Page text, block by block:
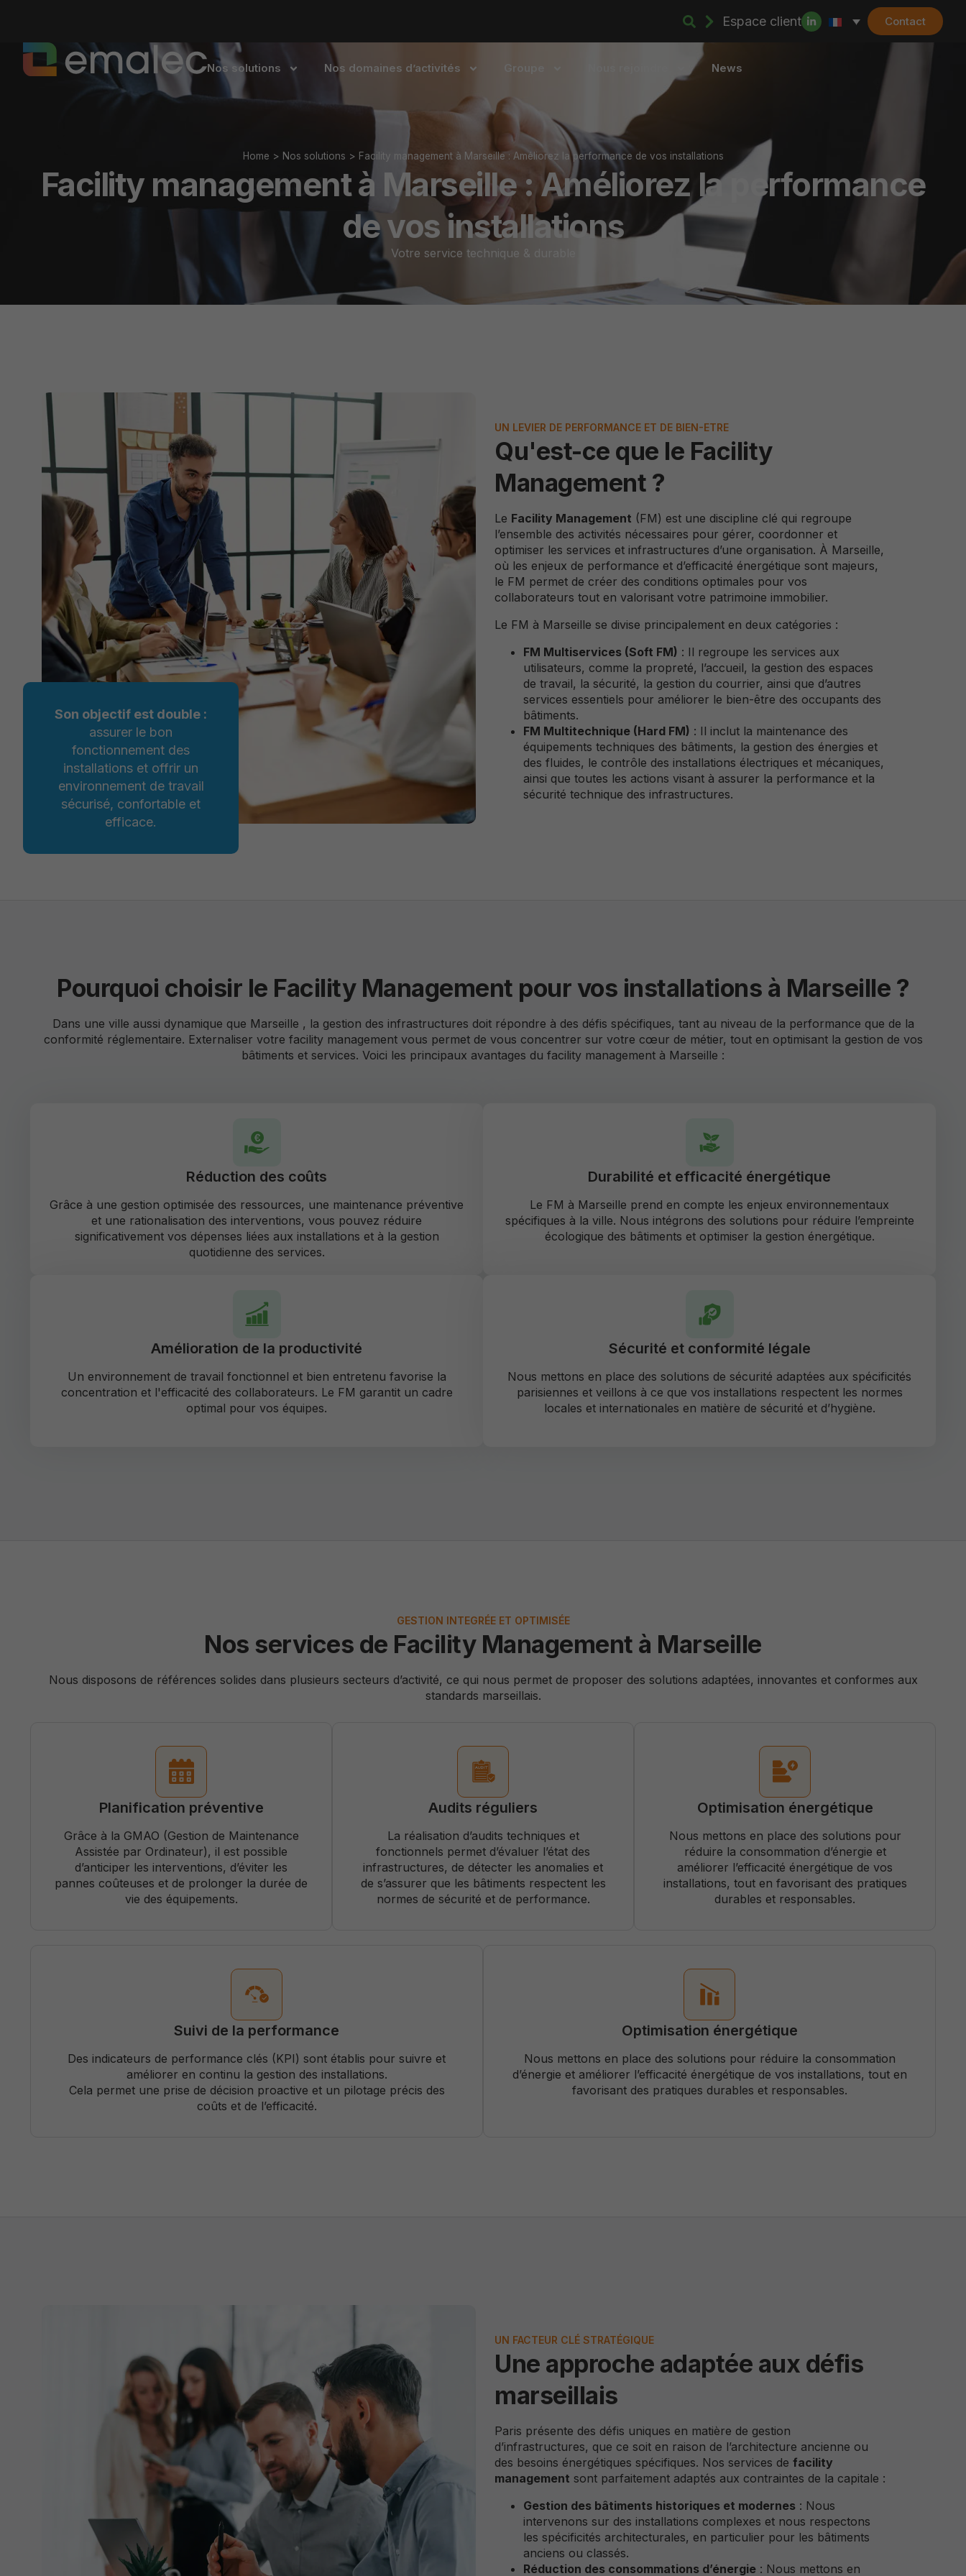
Espace client Contact
Nos solutions Nos domaines d’activités Groupe News
Home > Nos solutions > Facility management à Marseille : Améliorez la performance de vos installations
Facility management à Marseille : Améliorez la performance
de vos installations
Votre service technique & durable
Son objectif est double :
assurer le bon
fonctionnement des
installations et offrir un
environnement de travail
sécurisé, confortable et
efficace.
UN LEVIER DE PERFORMANCE ET DE BIEN-ETRE
Qu'est-ce que le Facility
Management ?
Le Facility Management (FM) est une discipline clé qui regroupe
l’ensemble des activités nécessaires pour gérer, coordonner et
optimiser les services et infrastructures d’une organisation. À Marseille,
où les enjeux de performance et d’efficacité énergétique sont majeurs,
le FM permet de créer des conditions optimales pour vos
collaborateurs tout en valorisant votre patrimoine immobilier.
Le FM à Marseille se divise principalement en deux catégories :
FM Multiservices (Soft FM) : Il regroupe les services aux
utilisateurs, comme la propreté, l’accueil, la gestion des espaces
de travail, la sécurité, la gestion du courrier, ainsi que d’autres
services essentiels pour améliorer le bien-être des occupants des
bâtiments.
FM Multitechnique (Hard FM) : Il inclut la maintenance des
équipements techniques des bâtiments, la gestion des énergies et
des fluides, le contrôle des installations électriques et mécaniques,
ainsi que toutes les actions visant à assurer la performance et la
sécurité technique des infrastructures.
Pourquoi choisir le Facility Management pour vos installations à Marseille ?
Dans une ville aussi dynamique que Marseille , la gestion des infrastructures doit répondre à des défis spécifiques, tant au niveau de la performance que de la
conformité réglementaire. Externaliser votre facility management vous permet de vous concentrer sur votre cœur de métier, tout en optimisant la gestion de vos
bâtiments et services. Voici les principaux avantages du facility management à Marseille :
Réduction des coûts
Grâce à une gestion optimisée des ressources, une maintenance préventive
et une rationalisation des interventions, vous pouvez réduire
significativement vos dépenses liées aux installations et à la gestion
quotidienne des services.
Durabilité et efficacité énergétique
Le FM à Marseille prend en compte les enjeux environnementaux
spécifiques à la ville. Nous intégrons des solutions pour réduire l’empreinte
écologique des bâtiments et optimiser la gestion énergétique.
Amélioration de la productivité
Un environnement de travail fonctionnel et bien entretenu favorise la
concentration et l'efficacité des collaborateurs. Le FM garantit un cadre
optimal pour vos équipes.
Sécurité et conformité légale
Nous mettons en place des solutions de sécurité adaptées aux spécificités
parisiennes et veillons à ce que vos installations respectent les normes
locales et internationales en matière de sécurité et d’hygiène.
GESTION INTEGRÉE ET OPTIMISÉE
Nos services de Facility Management à Marseille
Nous disposons de références solides dans plusieurs secteurs d’activité, ce qui nous permet de proposer des solutions adaptées, innovantes et conformes aux
standards marseillais.
Planification préventive
Grâce à la GMAO (Gestion de Maintenance
Assistée par Ordinateur), il est possible
d’anticiper les interventions, d’éviter les
pannes coûteuses et de prolonger la durée de
vie des équipements.
Audits réguliers
La réalisation d’audits techniques et
fonctionnels permet d’évaluer l’état des
infrastructures, de détecter les anomalies et
de s’assurer que les bâtiments respectent les
normes de sécurité et de performance.
Optimisation énergétique
Nous mettons en place des solutions pour
réduire la consommation d’énergie et
améliorer l’efficacité énergétique de vos
installations, tout en favorisant des pratiques
durables et responsables.
Suivi de la performance
Des indicateurs de performance clés (KPI) sont établis pour suivre et
améliorer en continu la gestion des installations.
Cela permet une prise de décision proactive et un pilotage précis des
coûts et de l’efficacité.
Optimisation énergétique
Nous mettons en place des solutions pour réduire la consommation
d’énergie et améliorer l’efficacité énergétique de vos installations, tout en
favorisant des pratiques durables et responsables.
UN FACTEUR CLÉ STRATÉGIQUE
Une approche adaptée aux défis
marseillais
Paris présente des défis uniques en matière de gestion
d’infrastructures, que ce soit en raison de l’architecture ancienne ou
des besoins énergétiques spécifiques. Nos services de facility
management sont parfaitement adaptés aux contraintes de la capitale :
Gestion des bâtiments historiques et modernes : Nous
intervenons sur des installations complexes et nous respectons
les spécificités architecturales, en particulier pour les bâtiments
anciens ou classés.
Réduction des consommations d’énergie : Nous mettons en
optionnels. Ils
sont
nécessaires au
son utilisation.
Experience
Ils ont pour
fonctionner le
site le mieux
possible
pendant votre
visite. Si vous
refusez ces
cookies,
certaines
fonctionnalités
disparaitront